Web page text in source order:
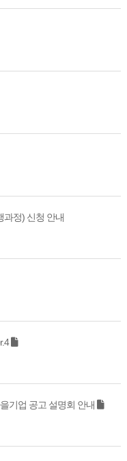
과정) 신청 안내
기업 공고 설명회 안내